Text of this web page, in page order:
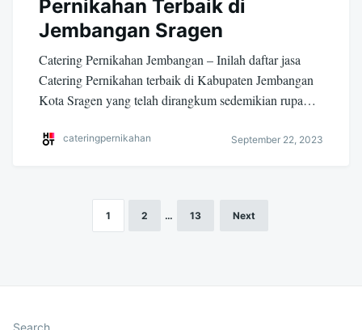
Pernikahan Terbaik di
Jembangan Sragen
Catering Pernikahan Jembangan – Inilah daftar jasa
Catering Pernikahan terbaik di Kabupaten Jembangan
Kota Sragen yang telah dirangkum sedemikian rupa…
cateringpernikahan September 22, 2023
1 2 … 13 Next
Search